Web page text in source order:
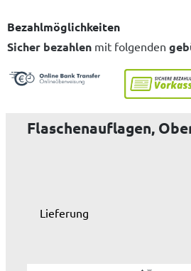
Bezahlmöglichkeiten
Sicher bezahlen mit folgenden
Flaschenauflagen,
Lieferung